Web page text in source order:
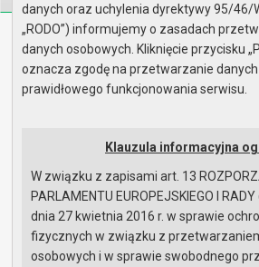
Biuletyn Informacji
Urząd Miasta i
Strona główna Mapa serwisu
Redakcja Instrukcja korzystania
Strona główna
danych oraz uchylenia dyrektywy 95/46/
„RODO”) informujemy o zasadach
danych osobowych. Kliknięcie przycisku
oznacza zgodę na przetwarzanie
prawidłowego funkcjonowania serwisu.
Klauzula informacyjna
W związku z zapisami art. 13
PARLAMENTU EUROPEJSKIEGO I
dnia 27 kwietnia 2016 r. w sprawie
fizycznych w związku z
osobowych i w sprawie swobodnego